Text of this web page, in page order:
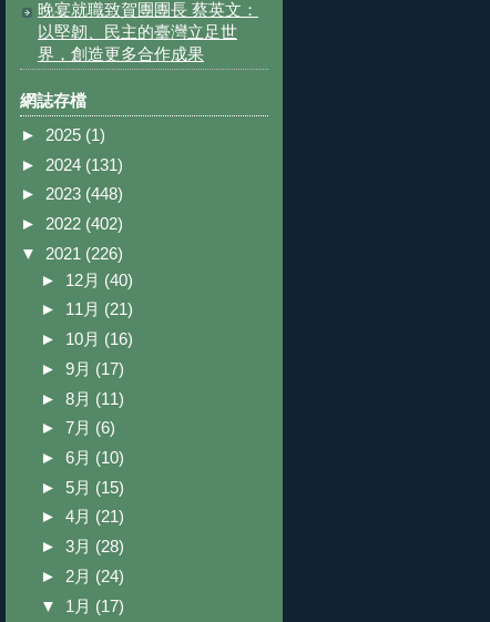
晚宴就職致賀團團長 蔡英文：
以堅韌、民主的臺灣立足世
界，創造更多合作成果
網誌存檔
► 2025 (1)
► 2024 (131)
► 2023 (448)
► 2022 (402)
▼ 2021 (226)
► 12月 (40)
► 11月 (21)
► 10月 (16)
► 9月 (17)
► 8月 (11)
► 7月 (6)
► 6月 (10)
► 5月 (15)
► 4月 (21)
► 3月 (28)
► 2月 (24)
▼ 1月 (17)